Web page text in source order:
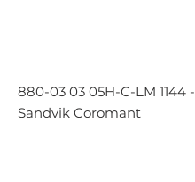
880-03 03 05H-C-LM 1144 -
Sandvik Coromant